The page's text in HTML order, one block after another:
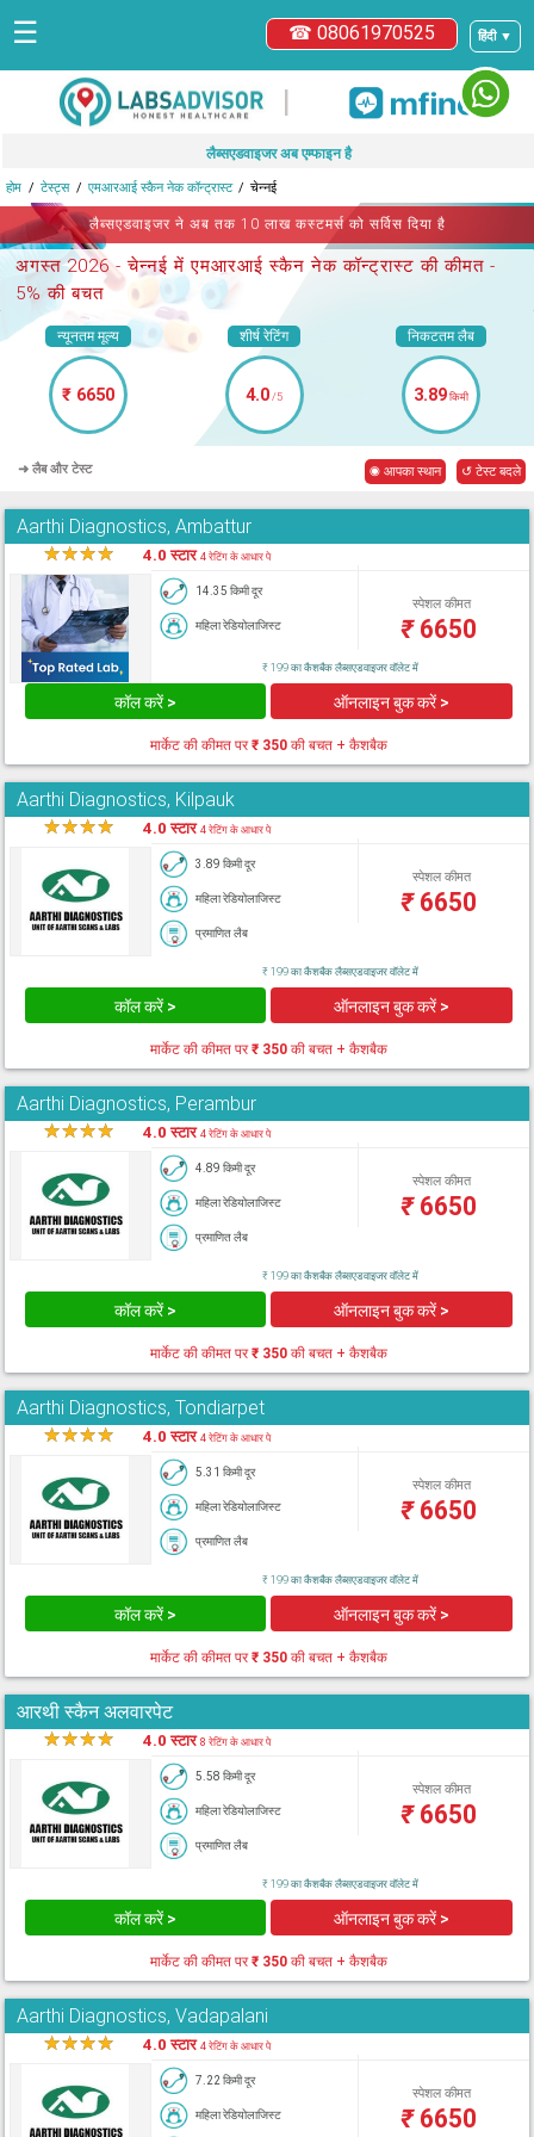
हिंदी ▼
☎ 08061970525
☰
|
लैब्सएडवाइजर अब एम्फाइन है
होम टेस्ट्स एमआरआई स्कैन नेक कॉन्ट्रास्ट चेन्नई
लैब्सएडवाइजर ने अब तक 10 लाख कस्टमर्स को सर्विस दिया है
अगस्त 2026 -चेन्नई में एमआरआई स्कैन नेक कॉन्ट्रास्ट की कीमत -
5% की बचत
न्यूनतम मूल्य
₹ 6650
शीर्ष रेटिंग
4.0/5
निकटतम लैब
3.89किमी
➜ लैब और टेस्ट ◉ आपका स्थान ↺ टेस्ट बदले
Aarthi Diagnostics, Ambattur
★★★★ 4.0 स्टार4 रेटिंग के आधार पे
14.35 किमी दूर
महिला रेडियोलाजिस्ट
स्पेशल कीमत
₹6650
₹ 199 का कैशबैक लैब्सएडवाइजर वॉलेट में
कॉल करें > ऑनलाइन बुक करें >
मार्केट की कीमत पर₹ 350की बचत + कैशबैक
Aarthi Diagnostics, Kilpauk
★★★★ 4.0 स्टार4 रेटिंग के आधार पे
3.89 किमी दूर
महिला रेडियोलाजिस्ट
प्रमाणित लैब
स्पेशल कीमत
₹6650
₹ 199 का कैशबैक लैब्सएडवाइजर वॉलेट में
कॉल करें > ऑनलाइन बुक करें >
मार्केट की कीमत पर₹ 350की बचत + कैशबैक
Aarthi Diagnostics, Perambur
★★★★ 4.0 स्टार4 रेटिंग के आधार पे
4.89 किमी दूर
महिला रेडियोलाजिस्ट
प्रमाणित लैब
स्पेशल कीमत
₹6650
₹ 199 का कैशबैक लैब्सएडवाइजर वॉलेट में
कॉल करें > ऑनलाइन बुक करें >
मार्केट की कीमत पर₹ 350की बचत + कैशबैक
Aarthi Diagnostics, Tondiarpet
★★★★ 4.0 स्टार4 रेटिंग के आधार पे
5.31 किमी दूर
महिला रेडियोलाजिस्ट
प्रमाणित लैब
स्पेशल कीमत
₹6650
₹ 199 का कैशबैक लैब्सएडवाइजर वॉलेट में
कॉल करें > ऑनलाइन बुक करें >
मार्केट की कीमत पर₹ 350की बचत + कैशबैक
आरथी स्कैन अलवारपेट
★★★★ 4.0 स्टार8 रेटिंग के आधार पे
5.58 किमी दूर
महिला रेडियोलाजिस्ट
प्रमाणित लैब
स्पेशल कीमत
₹6650
₹ 199 का कैशबैक लैब्सएडवाइजर वॉलेट में
कॉल करें > ऑनलाइन बुक करें >
मार्केट की कीमत पर₹ 350की बचत + कैशबैक
Aarthi Diagnostics, Vadapalani
★★★★ 4.0 स्टार4 रेटिंग के आधार पे
7.22 किमी दूर
महिला रेडियोलाजिस्ट
स्पेशल कीमत
₹6650